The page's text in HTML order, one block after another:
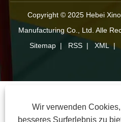
Copyright © 2025 Hebei
Manufacturing Co., Ltd. Alle
Sitemap | RSS | XML|
Wir verwenden
besseres Surferlebnis zu